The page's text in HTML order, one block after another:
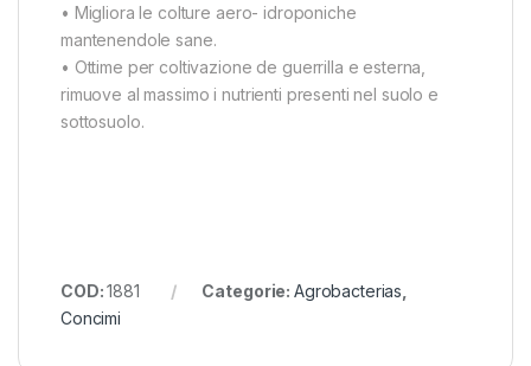
• Migliora le colture aero- idroponiche
mantenendole sane.
• Ottime per coltivazione de guerrilla e esterna,
rimuove al massimo i nutrienti presenti nel suolo e
sottosuolo.
COD:1881 Categorie: Agrobacterias
Concimi